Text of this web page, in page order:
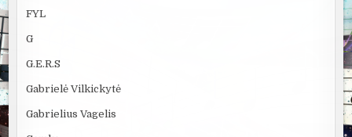
FYL
G
G.E.R.S
Gabrielė Vilkickytė
Gabrielius Vagelis